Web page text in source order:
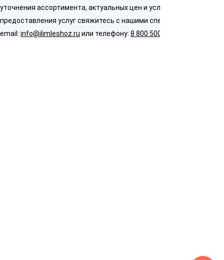
уточнения ассортимента, актуальных цен и условий
предоставления услуг свяжитесь с нашими специалистами по
email: info@ilimleshoz.ru или телефону: 8 800 500 5437